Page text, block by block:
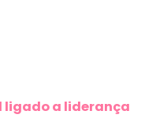
ligado a liderança